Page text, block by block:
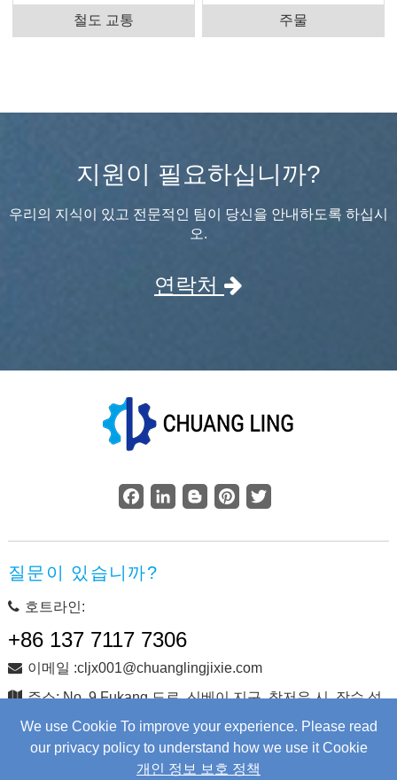
We use Cookie To improve your experience. Please read
our privacy policy to understand how we use it Cookie
개인 정보 보호 정책
철도 교통 주물
지원이 필요하십니까?
우리의 지식이 있고 전문적인 팀이 당신을 안내하도록 하십시
오.
연락처
Facebook
LinkedInBloggerPinterestTwitter
질문이 있습니까?
호트라인:
+86 137 7117 7306
이메일 :cljx001@chuanglingjixie.com
주소: No. 9 Fukang 도로, 신베이 지구, 창저우 시, 장수 성,
중국